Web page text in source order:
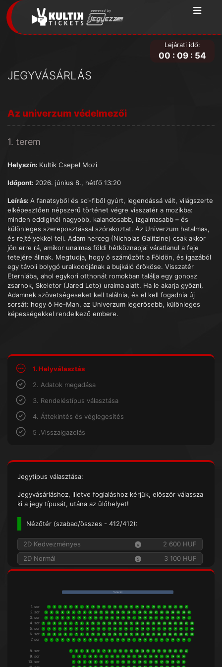
JEGYVÁSÁRLÁS
Lejárati idő:
00 : 09 : 54
Az univerzum védelmezői
1. terem
Helyszín: Kultik Csepel Mozi
Időpont: 2026. június 8., hétfő 13:20
Leírás: A fanatsyből és sci-fiből gyúrt, legendássá vált, világszerte
elképesztően népszerű történet végre visszatér a mozikba:
minden eddiginél nagyobb, kalandosabb, izgalmasabb – és
különleges szereposztással szórakoztat. Az Univerzum hatalmas,
és rejtélyekkel teli. Adam herceg (Nicholas Galitzine) csak akkor
jön erre rá, amikor unalmas földi hétköznapjai váratlanul a feje
tetejére állnak. Megtudja, hogy ő száműzött a Földön, és igazából
egy távoli bolygó uralkodójának a bujkáló örököse. Visszatér
Eterniába, ahol egykori otthonát romokban találja egy gonosz
zsarnok, Skeletor (Jared Leto) uralma alatt. Ha le akarja győzni,
Adamnek szövetségeseket kell találnia, és el kell fogadnia új
sorsát: hogy ő He-Man, az Univerzum legerősebb, különleges
képességekkel rendelkező embere.
1. Helyválasztás
2. Adatok megadása
3. Rendeléstípus választása
4. Áttekintés és véglegesítés
5 .Visszaigazolás
Jegytípus választása:
Jegyvásárláshoz, illetve foglaláshoz kérjük, először válassza
ki a jegy típusát, utána az ülőhelyet!
Nézőtér (szabad/összes - 412/412):
2D Kedvezményes
2 600 HUF
2D Normál
3 100 HUF
V á s z o n
1. sor 1 2 3 4 5 6 7 8 9 10 11 12 13 14 15 16 17 18 19 20 21 22 23 24 25 26
2. sor 1 2 3 4 5 6 7 8 9 10 11 12 13 14 15 16 17 18 19 20 21 22 23 24 25 26 27
3. sor 1 2 3 4 5 6 7 8 9 10 11 12 13 14 15 16 17 18 19 20 21 22 23 24 25 26 27
4. sor 1 2 3 4 5 6 7 8 9 10 11 12 13 14 15 16 17 18 19 20 21 22 23 24 25 26 27 28
5. sor 1 2 3 4 5 6 7 8 9 10 11 12 13 14 15 16 17 18 19 20 21 22 23 24 25 26 27 28
6. sor 1 2 3 4 5 6 7 8 9 10 11 12 13 14 15 16 17 18 19 20 21 22 23 24 25 26 27 28
7. sor 1 2 3 4 5 6 7 8 9 10 11 12 13 14 15 16 17 18 19 20 21 22 23 24 25 26 27
8. sor 1 2 3 4 5 6 7 8 9 10 11 12 13 14 15 16 17 18 19 20 21 22
9. sor 1 2 3 4 5 6 7 8 9 10 11 12 13 14 15 16 17 18 19 20 21
10. sor 1 2 3 4 5 6 7 8 9 10 11 12 13 14 15 16 17 18 19 20 21